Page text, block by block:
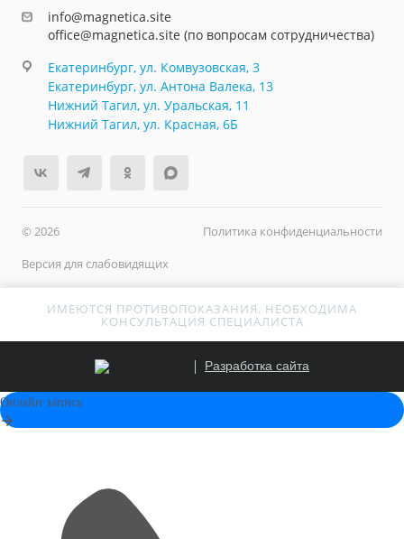
info@magnetica.site
office@magnetica.site (по вопросам сотрудничества)
Екатеринбург, ул. Комвузовская, 3
Екатеринбург, ул. Антона Валека, 13
Нижний Тагил, ул. Уральская, 11
Нижний Тагил, ул. Красная, 6Б
© 2026
Политика конфиденциальности
Версия для слабовидящих
ИМЕЮТСЯ ПРОТИВОПОКАЗАНИЯ. НЕОБХОДИМА
КОНСУЛЬТАЦИЯ СПЕЦИАЛИСТА
Разработка сайта